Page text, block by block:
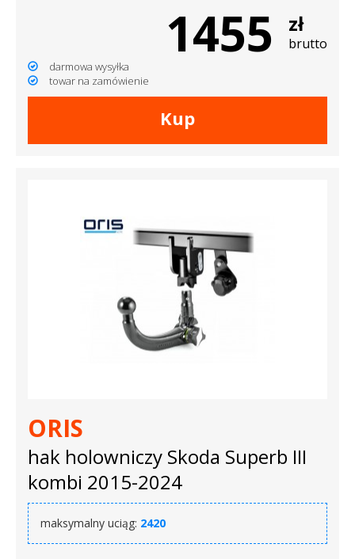
1455 zł
brutto
darmowa wysyłka
towar na zamówienie
Kup
ORIS
hak holowniczy Skoda Superb III
kombi 2015-2024
maksymalny uciąg: 2420